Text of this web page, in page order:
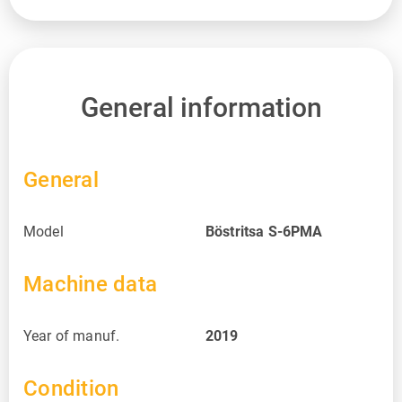
General information
General
Model Böstritsa S-6PMA
Machine data
Year of manuf. 2019
Condition